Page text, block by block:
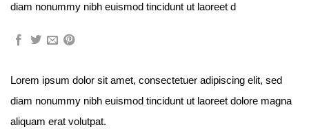
diam nonummy nibh euismod tincidunt ut laoreet d
Lorem ipsum dolor sit amet, consectetuer adipiscing elit, sed
diam nonummy nibh euismod tincidunt ut laoreet dolore magna
aliquam erat volutpat.